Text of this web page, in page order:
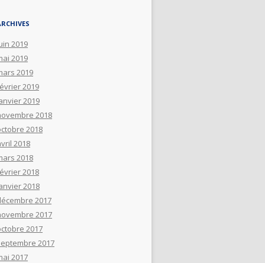
2019
2019
2019
2019
2019
2018
2018
2018
2018
2018
2018
2017
2017
2017
2017
2017